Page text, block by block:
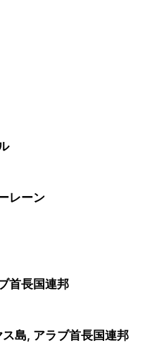
レーン
首長国連邦
島, アラブ首長国連邦